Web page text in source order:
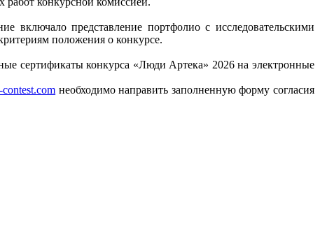
включало представление портфолио с исследовательскими
положения о конкурсе.
сертификаты конкурса «Люди Артека» 2026 на электронные
необходимо направить заполненную форму согласия